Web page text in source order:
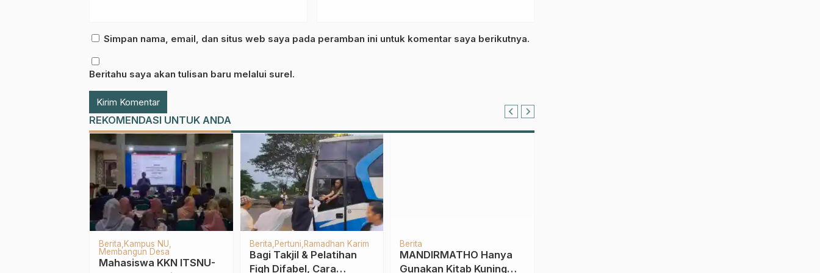
Simpan nama, email, dan situs web saya pada peramban ini untuk komentar saya berikutnya.
Beritahu saya akan tulisan baru melalui surel.
REKOMENDASI UNTUK ANDA
Berita LP Maarif NU
Madrasah Diniyah
Sukses, Ketua LP Maarif
IPNU IPPNU
PAC IPNU-IPPNU
Winongan Gelar 3 Matra
Abad Kedua NU
LP Maarif NU Madrasah
Madrasah Diniyah Sekolah
Tokoh